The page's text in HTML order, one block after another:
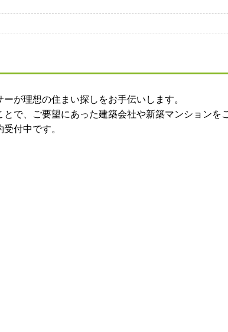
が理想の住まい探しをお手伝いします。
で、ご要望にあった建築会社や新築マンションを
付中です。